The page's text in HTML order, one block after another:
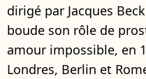
dirigé par Jacques
boude son rôle de
amour impossible, en
Londres, Berlin et